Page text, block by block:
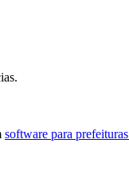
software para prefeituras